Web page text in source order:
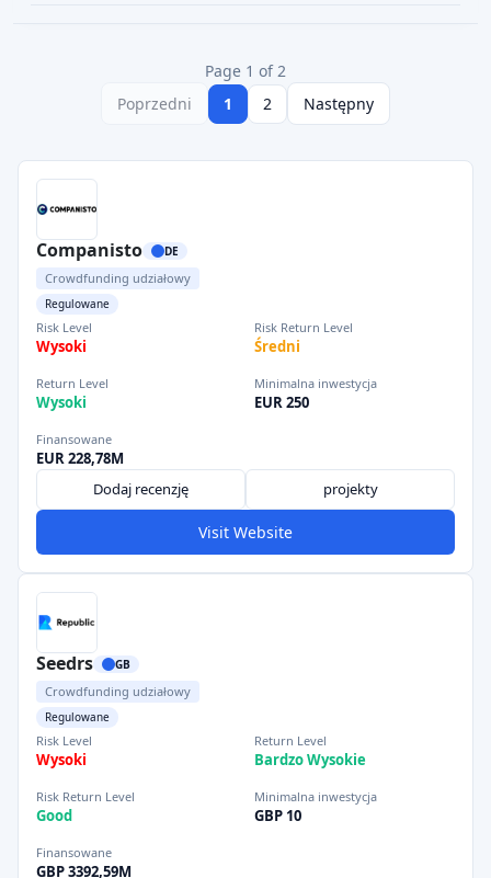
Page 1 of 2
Poprzedni
1 2 Następny
Companisto DE
Crowdfunding udziałowy
Regulowane
Risk Level
Wysoki
Risk Return Level
Średni
Return Level
Wysoki
Minimalna inwestycja
EUR 250
Finansowane
EUR 228,78M
Dodaj recenzję
projekty
Visit Website
Seedrs GB
Crowdfunding udziałowy
Regulowane
Risk Level
Wysoki
Return Level
Bardzo Wysokie
Risk Return Level
Good
Minimalna inwestycja
GBP 10
Finansowane
GBP 3392,59M